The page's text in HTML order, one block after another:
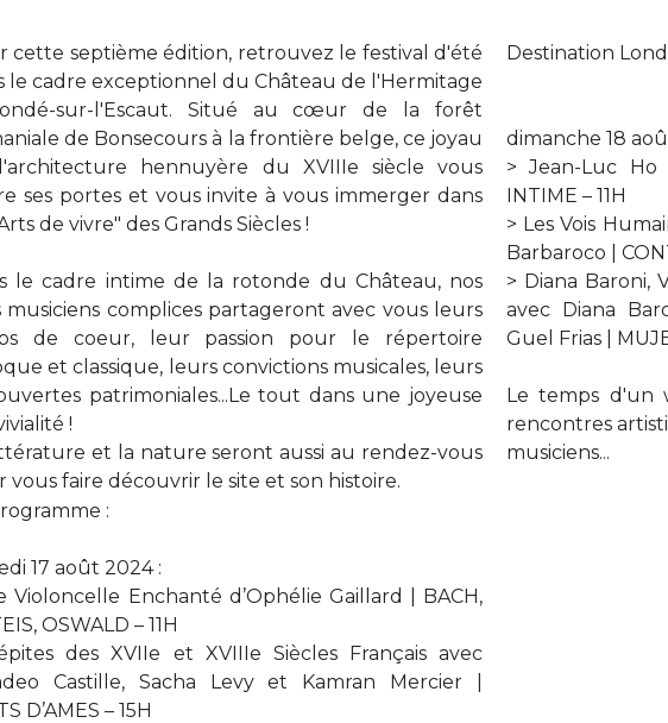
cette septième édition, retrouvez le festival d'été
le cadre exceptionnel du Château de l'Hermitage
sur-l'Escaut. Situé au cœur de la forêt
de Bonsecours à la frontière belge, ce joyau
hennuyère du XVIIIe siècle vous
ses portes et vous invite à vous immerger dans
de vivre" des Grands Siècles !
le cadre intime de la rotonde du Château, nos
musiciens complices partageront avec vous leurs
de coeur, leur passion pour le répertoire
et classique, leurs convictions musicales, leurs
patrimoniales...Le tout dans une joyeuse
!
et la nature seront aussi au rendez-vous
vous faire découvrir le site et son histoire.
:
17 août 2024 :
Violoncelle Enchanté d’Ophélie Gaillard | BACH,
OSWALD – 11H
des XVIIe et XVIIIe Siècles Français avec
Castille, Sacha Levy et Kamran Mercier |
D’AMES – 15H
Destination
dimanche 18
> Jean-Luc
INTIME – 11H
> Les Vois
Barbaroco |
> Diana Baroni,
avec Diana
Guel Frias |
Le temps d'un
rencontres
musiciens...